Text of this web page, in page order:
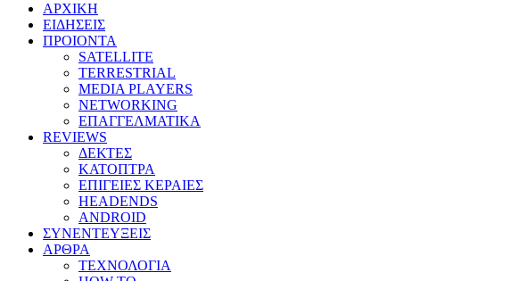
ΑΡΧΙΚΗ
ΕΙΔΗΣΕΙΣ
ΠΡΟΙΟΝΤΑ
SATELLITE
TERRESTRIAL
MEDIA PLAYERS
NETWORKING
ΕΠΑΓΓΕΛΜΑΤΙΚΑ
REVIEWS
ΔΕΚΤΕΣ
ΚΑΤΟΠΤΡΑ
ΕΠΙΓΕΙΕΣ ΚΕΡΑΙΕΣ
HEADENDS
ANDROID
ΣΥΝΕΝΤΕΥΞΕΙΣ
ΑΡΘΡΑ
ΤΕΧΝΟΛΟΓΙΑ